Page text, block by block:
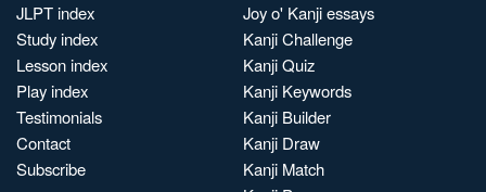
JLPT index
Study index
Lesson index
Play index
Testimonials
Contact
Subscribe
Joy o' Kanji essays
Kanji Challenge
Kanji Quiz
Kanji Keywords
Kanji Builder
Kanji Draw
Kanji Match